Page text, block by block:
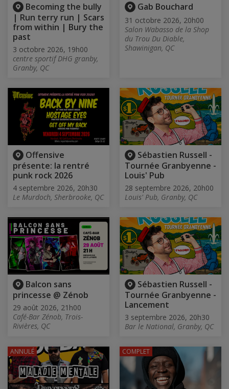
Becoming the bully
| Run terry run | Scars
from within | Bury the
past
3 octobre 2026, 19h00
centre sportif DHG granby,
Granby, QC
Gab Bouchard
31 octobre 2026, 20h00
Salon Wabasso de la Shop
du Trou Du Diable,
Shawinigan, QC
Offensive
présente: la rentré
punk rock 2026
4 septembre 2026, 20h30
Le Murdoch, Sherbrooke, QC
Sébastien Russell -
Tournée Granbyenne -
Louis' Pub
28 septembre 2026, 20h00
Louis' Pub, Granby, QC
Balcon sans
princesse @ Zénob
29 août 2026, 21h00
Café-Bar Zénob, Trois-
Rivières, QC
Sébastien Russell -
Tournée Granbyenne -
Lancement
3 septembre 2026, 20h30
Bar le National, Granby, QC
ANNULÉ COMPLET